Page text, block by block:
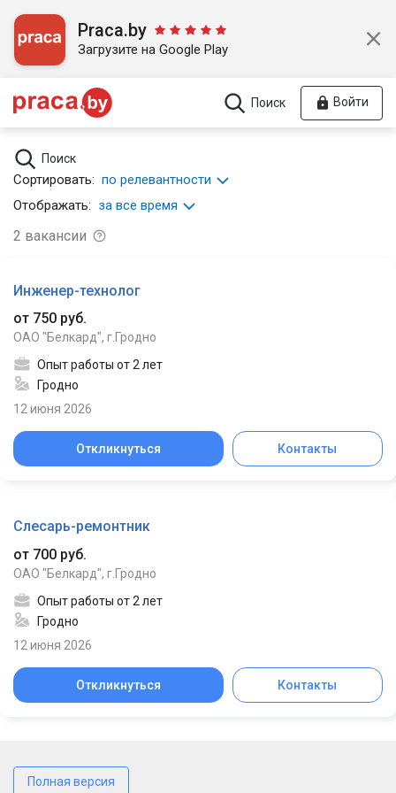
Praca.by
Загрузите на Google Play
Поиск Войти
Поиск
Сортировать: по релевантности
Отображать: за все время
2 вакансии
Инженер-технолог
от 750 руб.
ОАО "Белкард", г.Гродно
Опыт работы от 2 лет
Гродно
12 июня 2026
Откликнуться Контакты
Слесарь-ремонтник
от 700 руб.
ОАО "Белкард", г.Гродно
Опыт работы от 2 лет
Гродно
12 июня 2026
Откликнуться Контакты
Полная версия